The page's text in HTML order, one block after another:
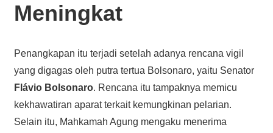
Meningkat
Penangkapan itu terjadi setelah adanya rencana vigil
yang digagas oleh putra tertua Bolsonaro, yaitu Senator
Flávio Bolsonaro. Rencana itu tampaknya memicu
kekhawatiran aparat terkait kemungkinan pelarian.
Selain itu, Mahkamah Agung mengaku menerima